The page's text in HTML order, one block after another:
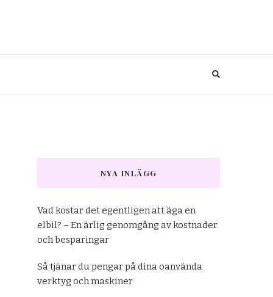
NYA INLÄGG
Vad kostar det egentligen att äga en
elbil? – En ärlig genomgång av kostnader
och besparingar
Så tjänar du pengar på dina oanvända
verktyg och maskiner